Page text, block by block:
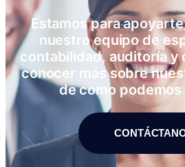
Estamos para
nuestro equipo de
contabilidad, auditoría y
conocer más sobre
de como